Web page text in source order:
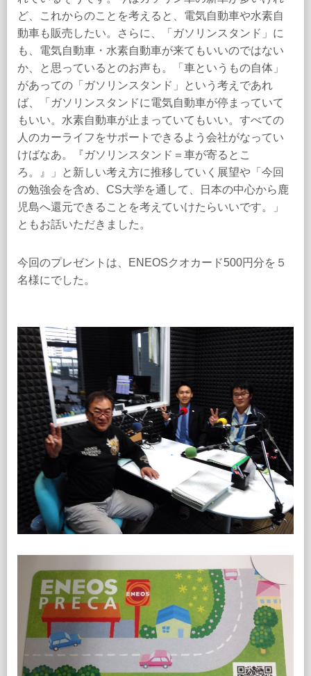
ど、これからのことを考えると、電気自動車や水素自
動車も販売したい。さらに、「ガソリンスタンド」に
も、電気自動車・水素自動車が来てもいいのではない
か、と思っているとのお声も。「車というもの自体」
があっての「ガソリンスタンド」という考えであれ
ば、「ガソリンスタンドに電気自動車が停まっていて
もいい。水素自動車が止まっていてもいい。すべての
人のカーライフをサポートできるよう会社がなってい
けばなあ。『ガソリンスタンド＝車が寄るとこ
ろ。』」と新しい考え方に推移していく展望や「今回
の勉強会を含め、CS大学を通して、日本の中心から鹿
児島へ還元できることを考えていけたらいいです。」
ともお話いただきました。
今回のプレゼントは、ENEOSクオカード500円分を５
名様にでした。